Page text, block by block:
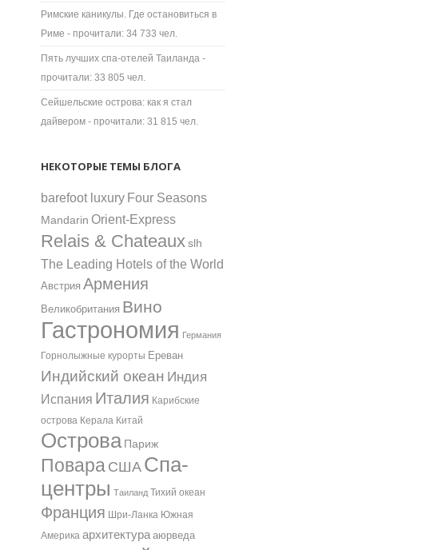
Римские каникулы. Где остановиться в
Риме - прочитали: 34 733 чел.
Пять лучших спа-отелей Таиланда -
прочитали: 33 805 чел.
Сейшельские острова: как я стал
дайвером - прочитали: 31 815 чел.
НЕКОТОРЫЕ ТЕМЫ БЛОГА
barefoot luxury Four Seasons
Mandarin Orient-Express
Relais & Chateauxslh
The Leading Hotels of the World
Австрия Армения
Великобритания Вино
Гастрономия Германия
Горнолыжные курорты Ереван
Индийский океан Индия
Испания Италия Карибские
острова Керала Китай
Острова Париж
Повара США Спа-
центры Таиланд Тихий океан
Франция Шри-Ланка Южная
Америка архитектура аюрведа